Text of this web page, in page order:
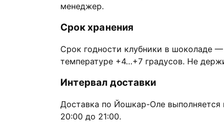
менеджер.
Срок хранения
Срок годности клубники в шоколаде
температуре +4…+7 градусов. Не
Интервал доставки
Доставка по Йошкар-Оле выполняется
20:00 до 21:00.